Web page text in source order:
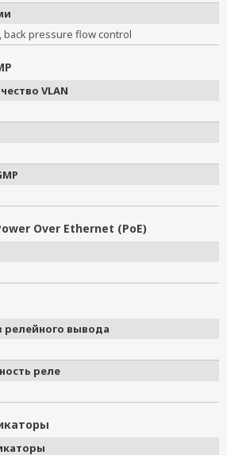
back pressure flow control
VLAN
Over Ethernet (PoE)
релейного вывода
реле